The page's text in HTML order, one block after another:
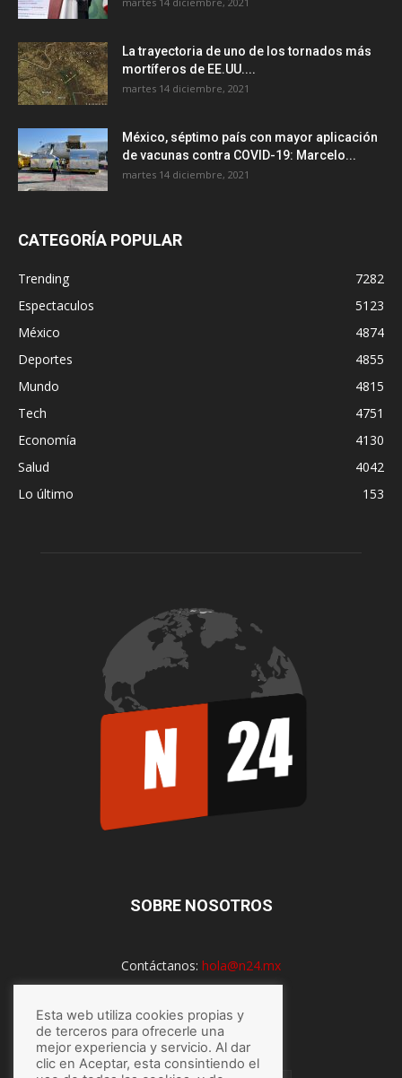
La trayectoria de uno de los tornados más
mortíferos de EE.UU....
martes 14 diciembre, 2021
México, séptimo país con mayor aplicación
de vacunas contra COVID-19: Marcelo...
martes 14 diciembre, 2021
CATEGORÍA POPULAR
Trending
7282
Espectaculos
5123
México
4874
Deportes
4855
Mundo
4815
Tech
4751
Economía
4130
Salud
4042
Lo último
153
SOBRE NOSOTROS
Contáctanos: hola@n24.mx
SÍGUENOS
Esta web utiliza cookies propias y
de terceros para ofrecerle una
mejor experiencia y servicio. Al dar
clic en Aceptar, esta consintiendo el